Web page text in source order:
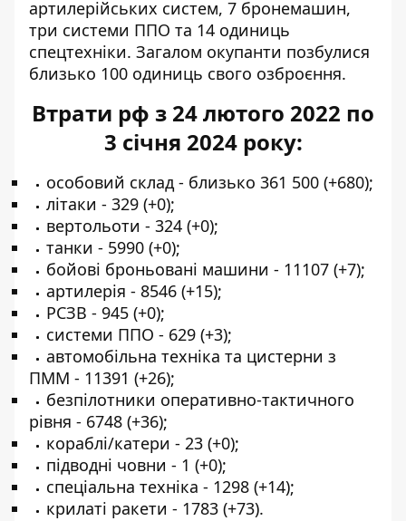
артилерійських систем, 7 бронемашин,
три системи ППО та 14 одиниць
спецтехніки. Загалом окупанти позбулися
близько 100 одиниць свого озброєння.
Втрати рф з 24 лютого 2022 по
3 січня 2024 року:
особовий склад - близько 361 500 (+680);
літаки - 329 (+0);
вертольоти - 324 (+0);
танки - 5990 (+0);
бойові броньовані машини - 11107 (+7);
артилерія - 8546 (+15);
РСЗВ - 945 (+0);
системи ППО - 629 (+3);
автомобільна техніка та цистерни з
ПММ - 11391 (+26);
безпілотники оперативно-тактичного
рівня - 6748 (+36);
кораблі/катери - 23 (+0);
підводні човни - 1 (+0);
спеціальна техніка - 1298 (+14);
крилаті ракети - 1783 (+73).